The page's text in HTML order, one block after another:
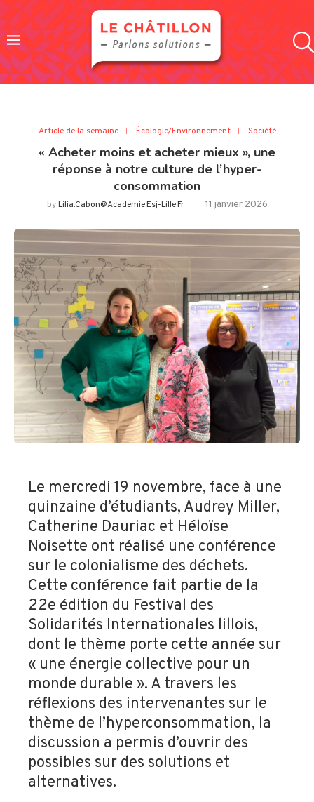
Article de la semaine Écologie/Environnement Société
« Acheter moins et acheter mieux », une
réponse à notre culture de l’hyper-
consommation
byLilia.cabon@academie.esj-Lille.fr 11 janvier 2026
Le mercredi 19 novembre, face à une
quinzaine d’étudiants, Audrey Miller,
Catherine Dauriac et Héloïse
Noisette ont réalisé une conférence
sur le colonialisme des déchets.
Cette conférence fait partie de la
22e édition du Festival des
Solidarités Internationales lillois,
dont le thème porte cette année sur
« une énergie collective pour un
monde durable ». A travers les
réflexions des intervenantes sur le
thème de l’hyperconsommation, la
discussion a permis d’ouvrir des
possibles sur des solutions et
alternatives.